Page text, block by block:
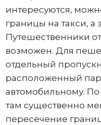
интересуются,
границы на такси,
Путешественники
возможен. Для
отдельный
расположенный
автомобильному.
там существенно
пересечение